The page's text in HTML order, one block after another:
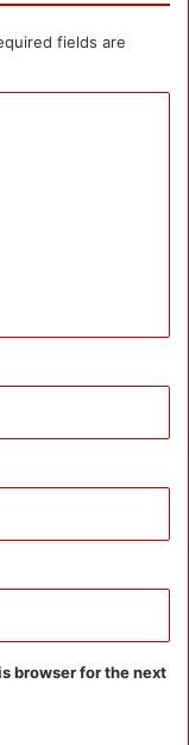
fields are
browser for the next